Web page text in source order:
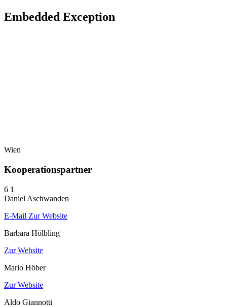
Embedded Exception
Wien
Kooperationspartner
6 1
Daniel Aschwanden
E-Mail Zur Website
Barbara Hölbling
Zur Website
Mario Höber
Zur Website
Aldo Giannotti